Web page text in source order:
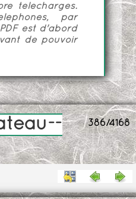
téléchargés.
par
est d'abord
de pouvoir
386/4168